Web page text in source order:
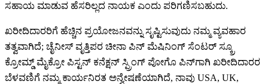
ಸಹಾಯ ಮಾಡುವ ಹೆಸರಿಲ್ಲದ ನಾಯಕ ಎಂದು ಪರಿಗಣಿಸಬಹುದು.
ಖರೀದಿದಾರರಿಗೆ ಹೆಚ್ಚಿನ ಪ್ರಯೋಜನವನ್ನು ಸೃಷ್ಟಿಸುವುದು ನಮ್ಮ ವ್ಯವಹಾರ
ತತ್ವವಾಗಿದೆ; ಚೈನೀಸ್ ವೃತ್ತಿಪರ ಚೀನಾ ಪಿನ್ ಮೆಷಿನಿಂಗ್ ಸೆಂಟರ್ ಸ್ಕ್ರೂ
ಕ್ರೋಮ್ಡ್ ಮೈಕ್ರೋ ಪಿಸ್ಟನ್ ಕನೆಕ್ಷನ್ ಸ್ಪ್ರಿಂಗ್ ಪೋಗೊ ಪಿನ್‌ಗಾಗಿ ಖರೀದಿದಾರರ
ಬೆಳವಣಿಗೆ ನಮ್ಮ ಕಾರ್ಯನಿರತ ಅನ್ವೇಷಣೆಯಾಗಿದೆ, ನಾವು USA, UK,